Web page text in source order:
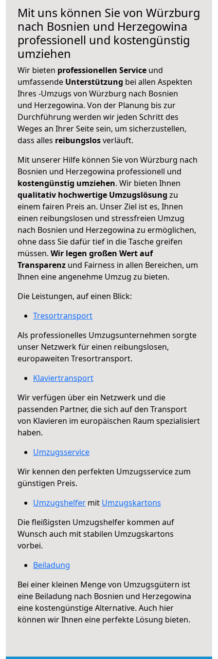
Mit uns können Sie von Würzburg
nach Bosnien und Herzegowina
professionell und kostengünstig
umziehen
Wir bieten professionellen Service und
umfassende Unterstützung bei allen Aspekten
Ihres -Umzugs von Würzburg nach Bosnien
und Herzegowina. Von der Planung bis zur
Durchführung werden wir jeden Schritt des
Weges an Ihrer Seite sein, um sicherzustellen,
dass alles reibungslosverläuft.
Mit unserer Hilfe können Sie von Würzburg nach
Bosnien und Herzegowina professionell und
kostengünstig umziehen. Wir bieten Ihnen
qualitativ hochwertige Umzugslösung zu
einem fairen Preis an. Unser Ziel ist es, Ihnen
einen reibungslosen und stressfreien Umzug
nach Bosnien und Herzegowina zu ermöglichen,
ohne dass Sie dafür tief in die Tasche greifen
müssen. Wir legen großen Wert auf
Transparenz und Fairness in allen Bereichen, um
Ihnen eine angenehme Umzug zu bieten.
Die Leistungen, auf einen Blick:
Tresortransport
Als professionelles Umzugsunternehmen sorgte
unser Netzwerk für einen reibungslosen,
europaweiten Tresortransport.
Klaviertransport
Wir verfügen über ein Netzwerk und die
passenden Partner, die sich auf den Transport
von Klavieren im europäischen Raum spezialisiert
haben.
Umzugsservice
Wir kennen den perfekten Umzugsservice zum
günstigen Preis.
Umzugshelfer mit Umzugskartons
Die fleißigsten Umzugshelfer kommen auf
Wunsch auch mit stabilen Umzugskartons
vorbei.
Beiladung
Bei einer kleinen Menge von Umzugsgütern ist
eine Beiladung nach Bosnien und Herzegowina
eine kostengünstige Alternative. Auch hier
können wir Ihnen eine perfekte Lösung bieten.